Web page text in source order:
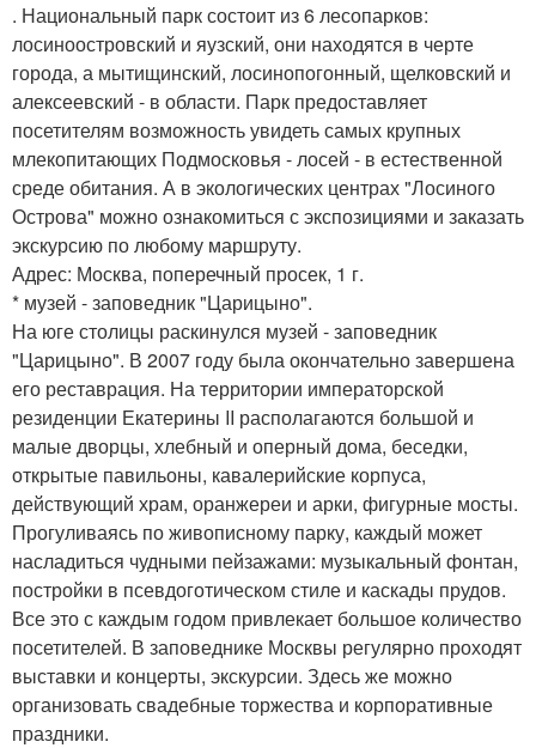
. Национальный парк состоит из 6 лесопарков:
лосиноостровский и яузский, они находятся в черте
города, а мытищинский, лосинопогонный, щелковский и
алексеевский - в области. Парк предоставляет
посетителям возможность увидеть самых крупных
млекопитающих Подмосковья - лосей - в естественной
среде обитания. А в экологических центрах "Лосиного
Острова" можно ознакомиться с экспозициями и заказать
экскурсию по любому маршруту.
Адрес: Москва, поперечный просек, 1 г.
* музей - заповедник "Царицыно".
На юге столицы раскинулся музей - заповедник
"Царицыно". В 2007 году была окончательно завершена
его реставрация. На территории императорской
резиденции Екатерины II располагаются большой и
малые дворцы, хлебный и оперный дома, беседки,
открытые павильоны, кавалерийские корпуса,
действующий храм, оранжереи и арки, фигурные мосты.
Прогуливаясь по живописному парку, каждый может
насладиться чудными пейзажами: музыкальный фонтан,
постройки в псевдоготическом стиле и каскады прудов.
Все это с каждым годом привлекает большое количество
посетителей. В заповеднике Москвы регулярно проходят
выставки и концерты, экскурсии. Здесь же можно
организовать свадебные торжества и корпоративные
праздники.